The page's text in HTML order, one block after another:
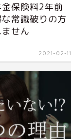
金保険料2年前
常識破りの方
せん
2021-02-11